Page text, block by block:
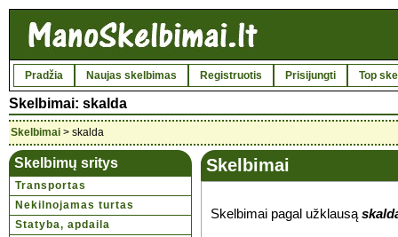
Pradžia Naujas skelbimas Registruotis Prisijungti Top
Skelbimai: skalda
Skelbimai > skalda
Skelbimų sritys
Transportas
Nekilnojamas turtas
Statyba, apdaila
Skelbimai
Skelbimai pagal užklausą